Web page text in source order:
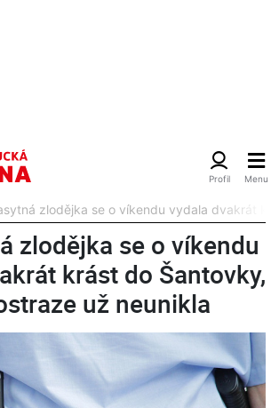
zlodějka se o víkendu vydala dvakrát
zlodějka se o víkendu
krást do Šantovky,
už neunikla